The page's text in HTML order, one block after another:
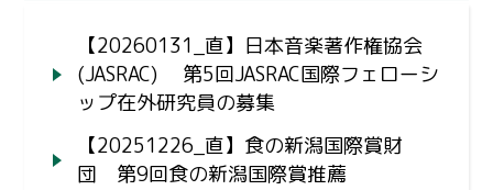
【20260131_直】日本音楽著作権協会
(JASRAC) 第5回JASRAC国際フェローシ
ップ在外研究員の募集
【20251226_直】食の新潟国際賞財
団 第9回食の新潟国際賞推薦